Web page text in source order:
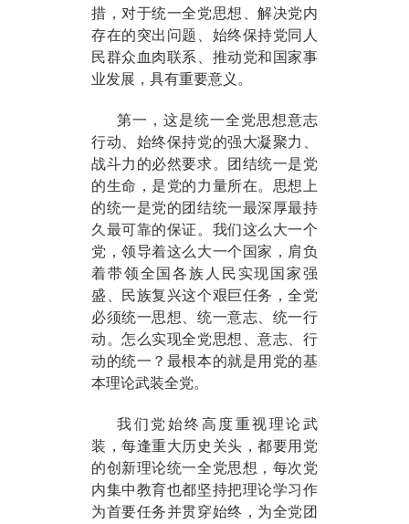
措，对于统一全党思想、解决党内
存在的突出问题、始终保持党同人
民群众血肉联系、推动党和国家事
业发展，具有重要意义。
第一，这是统一全党思想意志
行动、始终保持党的强大凝聚力、
战斗力的必然要求。团结统一是党
的生命，是党的力量所在。思想上
的统一是党的团结统一最深厚最持
久最可靠的保证。我们这么大一个
党，领导着这么大一个国家，肩负
着带领全国各族人民实现国家强
盛、民族复兴这个艰巨任务，全党
必须统一思想、统一意志、统一行
动。怎么实现全党思想、意志、行
动的统一？最根本的就是用党的基
本理论武装全党。
我们党始终高度重视理论武
装，每逢重大历史关头，都要用党
的创新理论统一全党思想，每次党
内集中教育也都坚持把理论学习作
为首要任务并贯穿始终，为全党团